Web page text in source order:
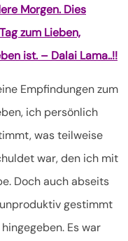
Morgen. Dies
zum Lieben,
ist. – Dalai Lama..!!
Empfindungen zum
ich persönlich
was teilweise
war, den ich mit
Doch auch abseits
gestimmt
Es war